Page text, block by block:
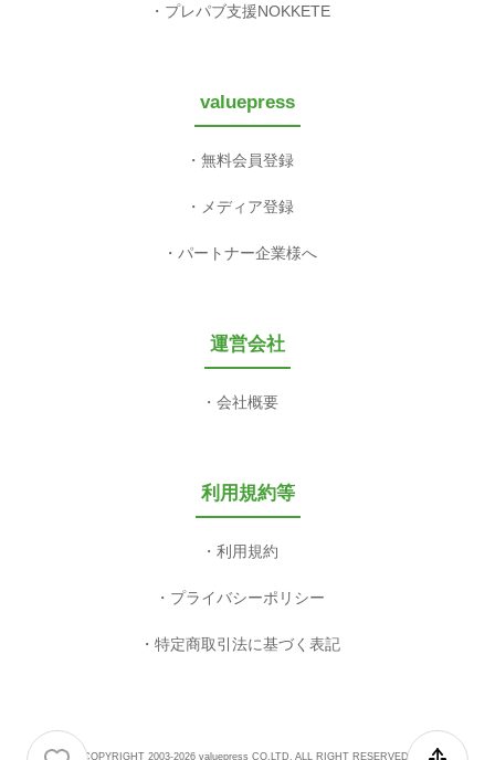
プレパブ支援NOKKETE
valuepress
無料会員登録
メディア登録
パートナー企業様へ
運営会社
会社概要
利用規約等
利用規約
プライバシーポリシー
特定商取引法に基づく表記
COPYRIGHT 2003-2026 valuepress CO,LTD. ALL RIGHT RESERVED.